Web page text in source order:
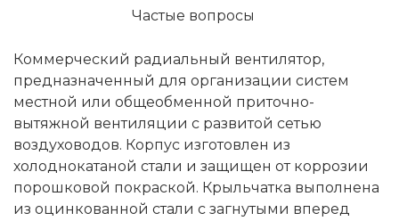
Частые вопросы
Коммерческий радиальный вентилятор,
предназначенный для организации систем
местной или общеобменной приточно-
вытяжной вентиляции с развитой сетью
воздуховодов. Корпус изготовлен из
холоднокатаной стали и защищен от коррозии
порошковой покраской. Крыльчатка выполнена
из оцинкованной стали с загнутыми вперед